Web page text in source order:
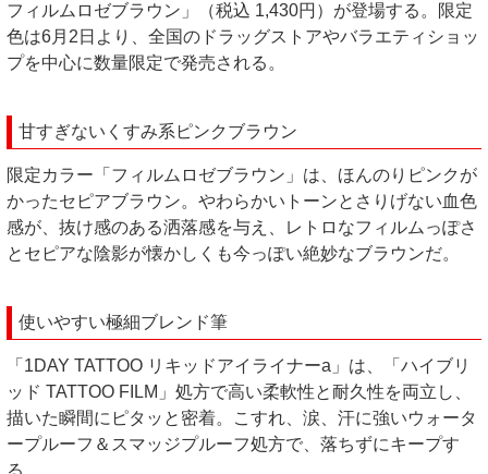
フィルムロゼブラウン」（税込 1,430円）が登場する。限定
色は6月2日より、全国のドラッグストアやバラエティショッ
プを中心に数量限定で発売される。
甘すぎないくすみ系ピンクブラウン
限定カラー「フィルムロゼブラウン」は、ほんのりピンクが
かったセピアブラウン。やわらかいトーンとさりげない血色
感が、抜け感のある洒落感を与え、レトロなフィルムっぽさ
とセピアな陰影が懐かしくも今っぽい絶妙なブラウンだ。
使いやすい極細ブレンド筆
「1DAY TATTOO リキッドアイライナーa」は、「ハイブリ
ッド TATTOO FILM」処方で高い柔軟性と耐久性を両立し、
描いた瞬間にピタッと密着。こすれ、涙、汗に強いウォータ
ープルーフ＆スマッジプルーフ処方で、落ちずにキープす